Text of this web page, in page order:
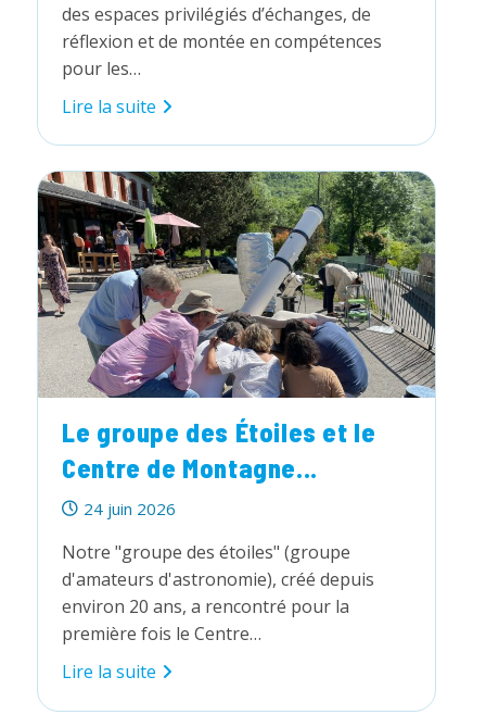
des espaces privilégiés d’échanges, de
réflexion et de montée en compétences
pour les…
Lire la suite Violences
pour
mieux
protéger
les
enfants
Le groupe des Étoiles et le
Centre de Montagne...
Publication
24 juin 2026
Notre "groupe des étoiles" (groupe
d'amateurs d'astronomie), créé depuis
environ 20 ans, a rencontré pour la
première fois le Centre…
Lire la suite Le